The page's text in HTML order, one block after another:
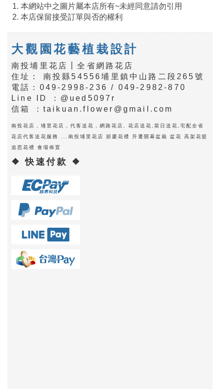
1. 本網站中之圖片屬本店所有~未經同意請勿引用
2. 本店保留接受訂單與否的權利
大觀園花藝植栽設計
南投埔里花店┃全省網路花店
住址： 南投縣54556埔里鎮中山路二段265號
電話：049-2998-236 / 049-2982-870
Line ID ：@ued5097r
信箱 ：taikuan.flower@gmail.com
南投花店，埔里花店，代客送花，網路花店, 花店送花,當日送花,宅配全省
花店代客送花服務 ...南投埔里花店 節慶花禮 升遷開幕盆栽 盆花 高架花籃
追思花禮 會場佈置
❖ 快速付款 ❖